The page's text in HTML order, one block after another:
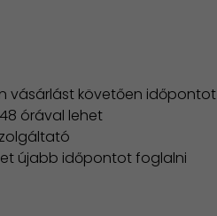
vásárlást követően időpontot
órával lehet
újabb időpontot foglalni